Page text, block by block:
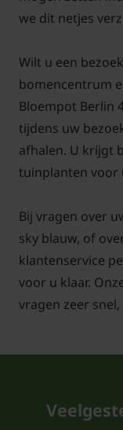
we dit netjes
Wilt u een
bomencentrum
Bloempot Berlin
tijdens uw
afhalen. U krijgt
tuinplanten voor
Bij vragen over
sky blauw, of
klantenservice
voor u klaar.
vragen zeer